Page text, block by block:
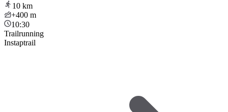
10 km
+400 m
10:30
Trailrunning
Instaptrail